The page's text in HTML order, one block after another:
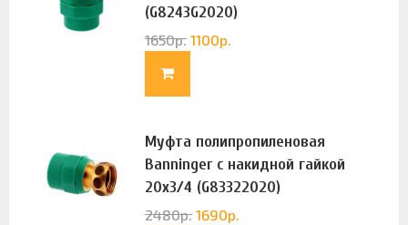
(G8243G2020)
1650р. 1100р.
Муфта полипропиленовая
Banninger с накидной гайкой
20х3/4 (G83322020)
2480р. 1690р.